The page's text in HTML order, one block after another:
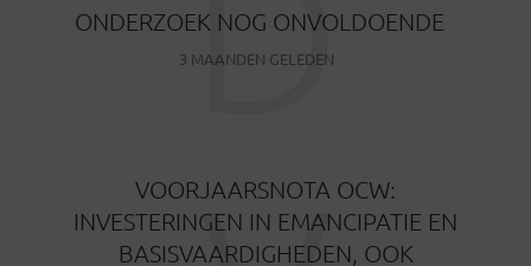
ONDERZOEK NOG ONVOLDOENDE
3 MAANDEN GELEDEN
VOORJAARSNOTA OCW:
INVESTERINGEN IN EMANCIPATIE EN
BASISVAARDIGHEDEN, OOK